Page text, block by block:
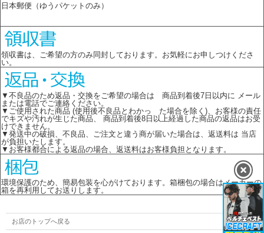
日本郵便（ゆうパケットのみ）
領収書は、ご希望の方のみ同封しております。お気軽にお申しつけくださ
い。
▼不良品のため返品・交換をご希望の場合は 商品到着後7日以内に メール
または電話でご連絡ください。
▼ご使用された商品 (使用後不良品とわかっ た場合を除く)、お客様の責任
でキズや汚れが生じた商品、 商品到着後8日以上経過した商品の返品はお受
けできません。
▼発送中の破損、不良品、ご注文と違う商が届いた場合は、返送料は 当店
が負担いたします。
▼お客様都合による返品の場合、返送料はお客様負担となります。
環境保護のため、簡易包装を心がけております。箱梱包の場合はメーカーの
箱を再利用してお送りします。
お店のトップへ戻る